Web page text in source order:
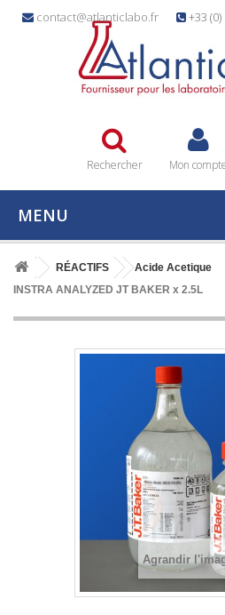
contact@atlanticlabo.fr +33
Rechercher Mon
MENU
RÉACTIFS Acide Acetique
INSTRA ANALYZED JT BAKER x 2.5L
Agrandir